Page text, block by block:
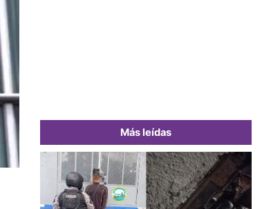
Más leídas